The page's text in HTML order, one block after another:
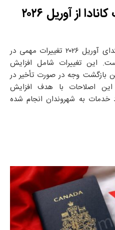
از آوریل ۲۰۲۶
دولت کانادا از پایان مارس و ابتدای آوریل ۲۰۲۶ تغییرات مهمی در
این تغییرات شامل افزایش
بازگشت وجه در صورت تأخیر در
اصلاحات با هدف افزایش
خدمات به شهروندان انجام شده